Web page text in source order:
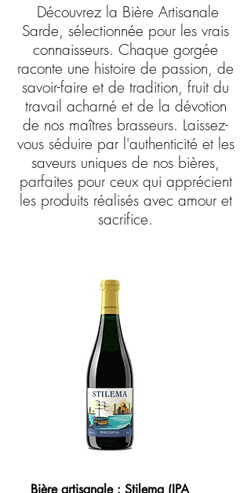
Découvrez la Bière Artisanale
Sarde, sélectionnée pour les vrais
connaisseurs. Chaque gorgée
raconte une histoire de passion, de
savoir-faire et de tradition, fruit du
travail acharné et de la dévotion
de nos maîtres brasseurs. Laissez-
vous séduire par l'authenticité et les
saveurs uniques de nos bières,
parfaites pour ceux qui apprécient
les produits réalisés avec amour et
sacrifice.
Bière artisanale : Stilema (IPA